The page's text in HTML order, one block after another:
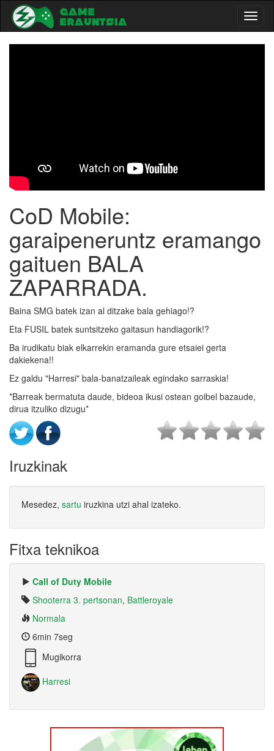
CoD Mobile:
garaipeneruntz eramango
gaituen BALA
ZAPARRADA.
Baina SMG batek izan al ditzake bala gehiago!?
Eta FUSIL batek suntsitzeko gaitasun handiagorik!?
Ba irudikatu biak elkarrekin eramanda gure etsaiei gerta
dakiekena!!
Ez galdu "Harresi" bala-banatzaileak egindako sarraskia!
*Barreak bermatuta daude, bideoa ikusi ostean goibel bazaude,
dirua itzuliko dizugu*
Iruzkinak
Mesedez, sartu iruzkina utzi ahal izateko.
Fitxa teknikoa
Call of Duty Mobile
Shooterra 3. pertsonan, Battleroyale
Normala
6min 7seg
Mugikorra
Harresi